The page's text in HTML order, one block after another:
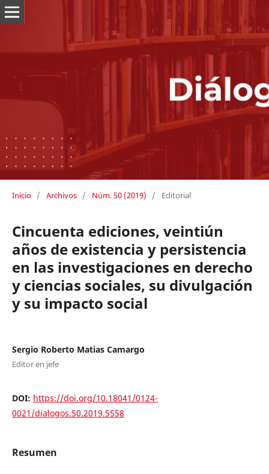
Inicio / Archivos / Núm. 50 (2019) / Editorial
Cincuenta ediciones, veintiún
años de existencia y persistencia
en las investigaciones en derecho
y ciencias sociales, su divulgación
y su impacto social
Sergio Roberto Matias Camargo
Editor en jefe
DOI: https://doi.org/10.18041/0124-
0021/dialogos.50.2019.5558
Resumen